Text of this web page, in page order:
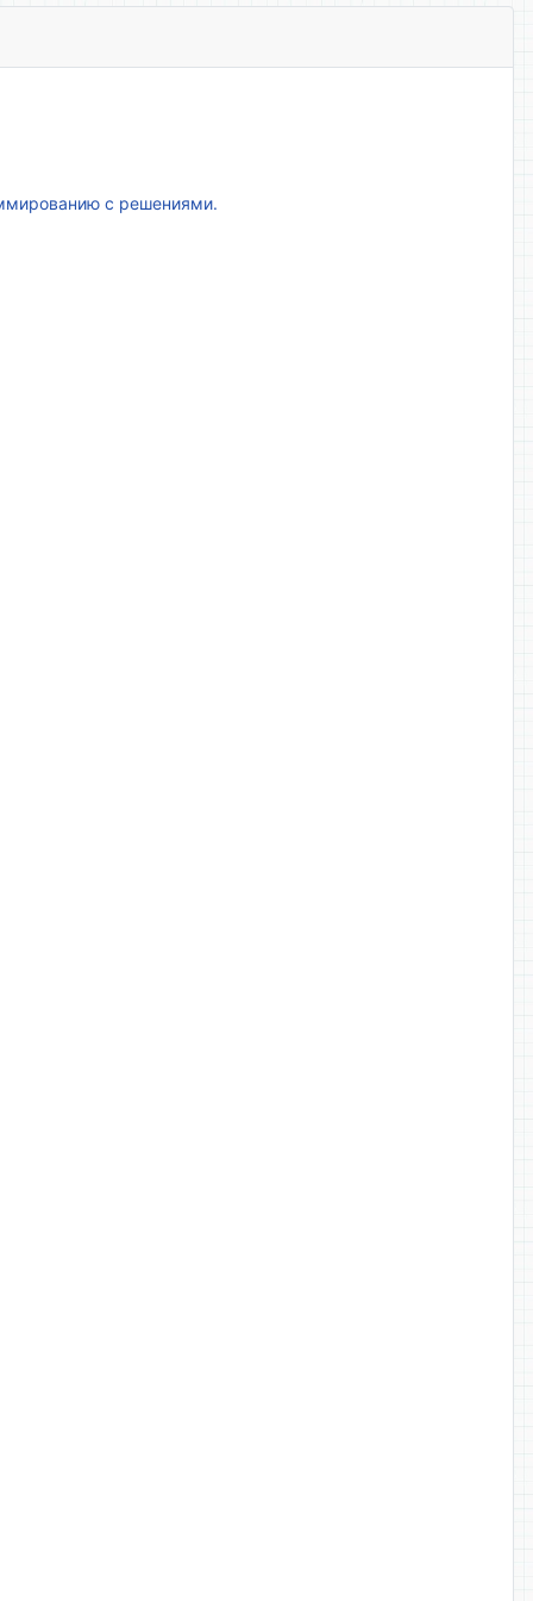
с решениями.